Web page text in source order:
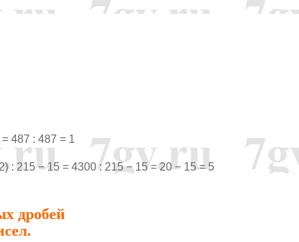
487 : 487 = 1
: 215 − 15 = 4300 : 215 − 15 = 20 − 15 = 5
дробей